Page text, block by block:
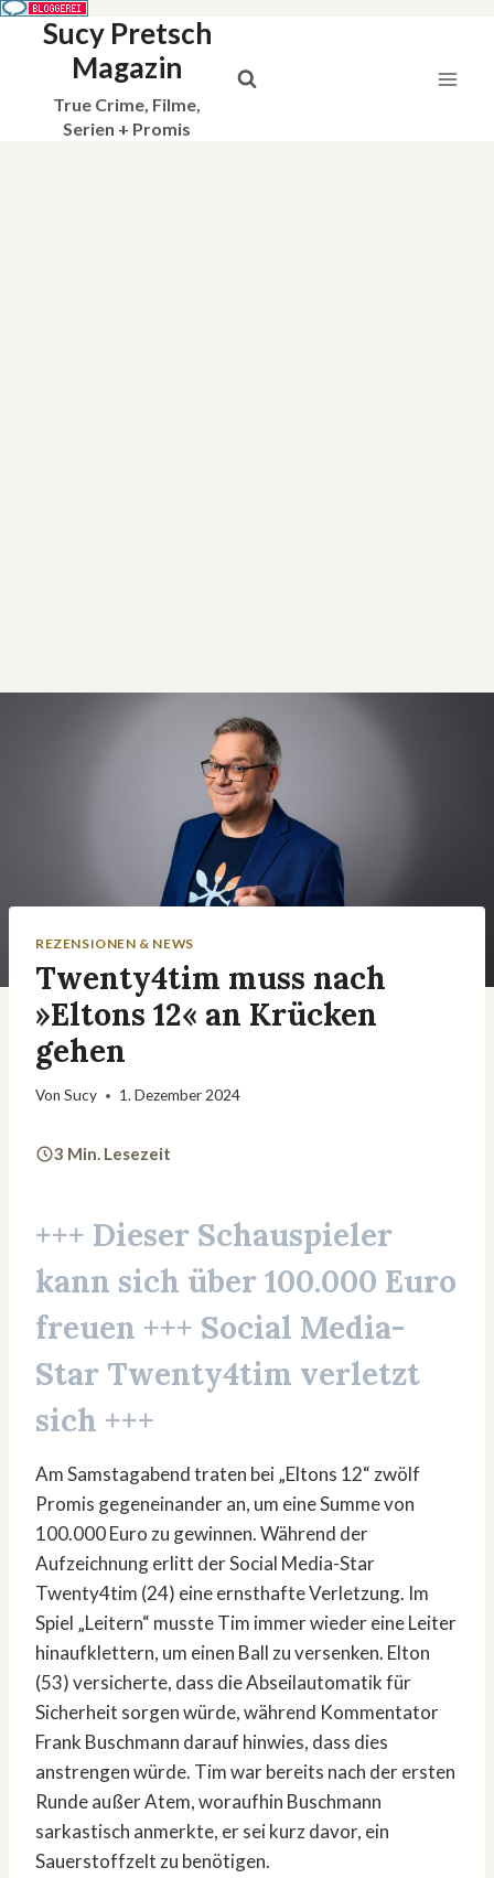
Sucy Pretsch
Magazin
True Crime, Filme,
Serien + Promis
REZENSIONEN & NEWS
Twenty4tim muss nach
»Eltons 12« an Krücken
gehen
Von Sucy 1. Dezember 2024
3 Min. Lesezeit
+++ Dieser Schauspieler
kann sich über 100.000 Euro
freuen +++ Social Media-
Star Twenty4tim verletzt
sich +++
Am Samstagabend traten bei „Eltons 12“ zwölf
Promis gegeneinander an, um eine Summe von
100.000 Euro zu gewinnen. Während der
Aufzeichnung erlitt der Social Media-Star
Twenty4tim (24) eine ernsthafte Verletzung. Im
Spiel „Leitern“ musste Tim immer wieder eine Leiter
hinaufklettern, um einen Ball zu versenken. Elton
(53) versicherte, dass die Abseilautomatik für
Sicherheit sorgen würde, während Kommentator
Frank Buschmann darauf hinwies, dass dies
anstrengen würde. Tim war bereits nach der ersten
Runde außer Atem, woraufhin Buschmann
sarkastisch anmerkte, er sei kurz davor, ein
Sauerstoffzelt zu benötigen.